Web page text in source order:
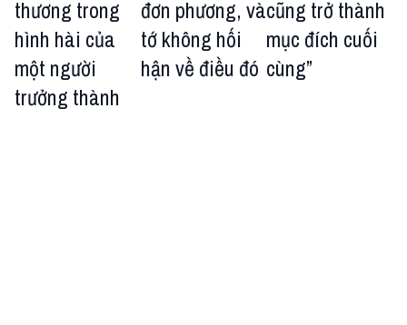
thương trong
hình hài của
một người
trưởng thành
đơn phương, và
tớ không hối
hận về điều đó
cũng trở thành
mục đích cuối
cùng”